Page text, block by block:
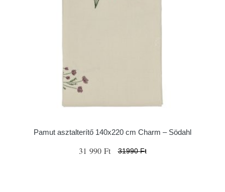
Pamut asztalterítő 140x220 cm Charm – Södahl
31 990 Ft 31990 Ft